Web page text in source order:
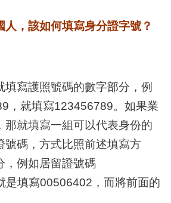
人，該如何填寫身分證字號？
填寫護照號碼的數字部分，例
，就填寫123456789。如果業
那就填寫一組可以代表身份的
號碼，方式比照前述填寫方
，例如居留證號碼
是填寫00506402，而將前面的